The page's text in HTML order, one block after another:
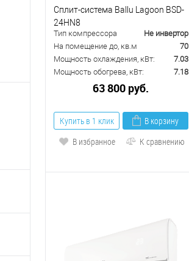
Сплит-система Ballu Lagoon BSD-
24HN8
Тип компрессора
Не инвертор
На помещение до, кв.м
70
Мощность охлаждения, кВт:
7.03
Мощность обогрева, кВт:
7.18
63 800 руб.
Купить в 1 клик
В корзину
В избранное
К сравнению